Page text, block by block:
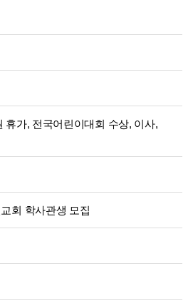
휴가, 전국어린이대회 수상, 이사,
회 학사관생 모집